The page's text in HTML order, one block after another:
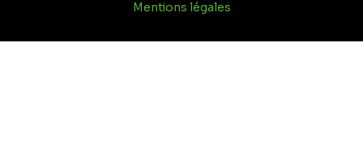
Mentions légales